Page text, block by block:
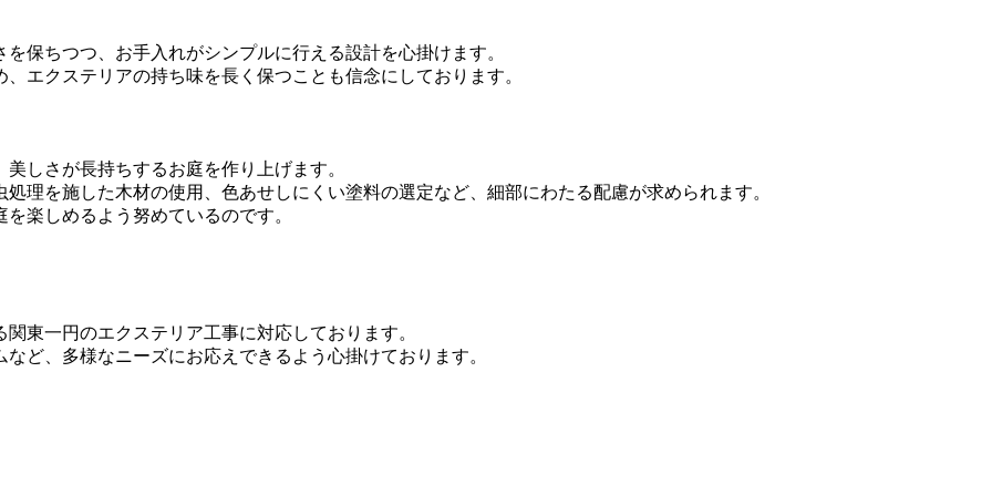
保ちつつ、お手入れがシンプルに行える設計を心掛けます。
エクステリアの持ち味を長く保つことも信念にしております。
しさが長持ちするお庭を作り上げます。
理を施した木材の使用、色あせしにくい塗料の選定など、細部にわたる配慮が求められます。
楽しめるよう努めているのです。
東一円のエクステリア工事に対応しております。
ど、多様なニーズにお応えできるよう心掛けております。